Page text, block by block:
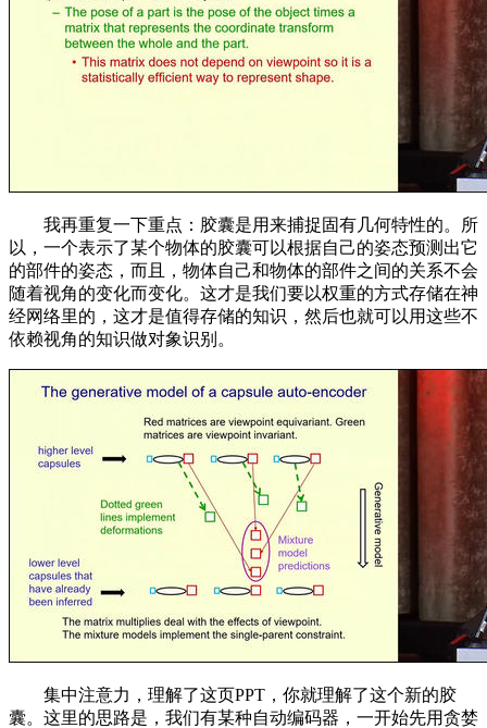
我再重复一下重点：胶囊是用来捕捉固有几何特性的。所
以，一个表示了某个物体的胶囊可以根据自己的姿态预测出它
的部件的姿态，而且，物体自己和物体的部件之间的关系不会
随着视角的变化而变化。这才是我们要以权重的方式存储在神
经网络里的，这才是值得存储的知识，然后也就可以用这些不
依赖视角的知识做对象识别。
集中注意力，理解了这页PPT，你就理解了这个新的胶
囊。这里的思路是，我们有某种自动编码器，一开始先用贪婪